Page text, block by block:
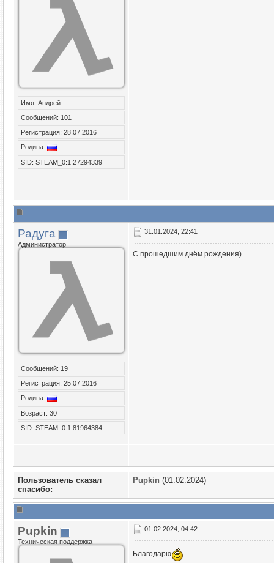
Имя: Андрей
Сообщений: 101
Регистрация: 28.07.2016
Родина:
SID: STEAM_0:1:27294339
Радуга
Администратор
Сообщений: 19
Регистрация: 25.07.2016
Родина:
Возраст: 30
SID: STEAM_0:1:81964384
31.01.2024, 22:41
С прошедшим днём рождения)
Пользователь сказал
cпасибо:
Puрkin (01.02.2024)
Puрkin
Техническая поддержка
01.02.2024, 04:42
Благодарю